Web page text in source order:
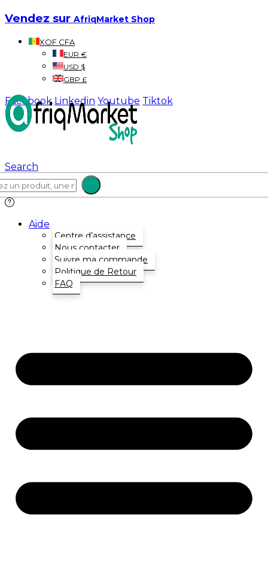
Vendez sur AfriqMarket Shop
XOF CFA
EUR €
USD $
GBP £
Facebook Linkedin Youtube Tiktok
Search
Aide
Centre d’assistance
Nous contacter
Suivre ma commande
Politique de Retour
FAQ